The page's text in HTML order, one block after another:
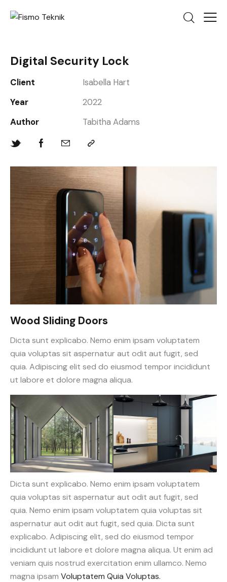
Digital Security Lock
Client
Isabella Hart
Year
2022
Author
Tabitha Adams
Wood Sliding Doors
Dicta sunt explicabo. Nemo enim ipsam voluptatem
quia voluptas sit aspernatur aut odit aut fugit, sed
quia. Adipiscing elit sed do eiusmod tempor incididunt
ut labore et dolore magna aliqua.
Dicta sunt explicabo. Nemo enim ipsam voluptatem
quia voluptas sit aspernatur aut odit aut fugit, sed
quia. Nemo enim ipsam voluptatem quia voluptas sit
aspernatur aut odit aut fugit, sed quia. Dicta sunt
explicabo. Adipiscing elit, sed do eiusmod tempor
incididunt ut labore et dolore magna aliqua. Ut enim ad
veniam quis nostrud exercitation enim ullamco. Nemo
magna ipsam Voluptatem Quia Voluptas.